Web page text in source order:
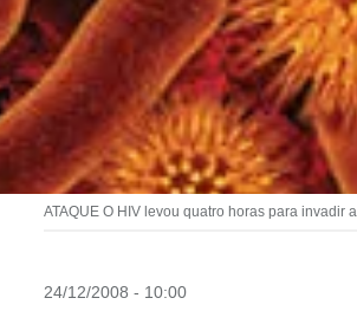
ATAQUE O HIV levou quatro horas para invadir
24/12/2008 - 10:00